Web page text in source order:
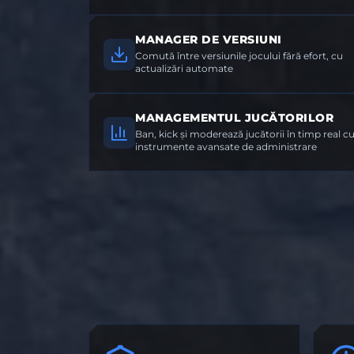
MANAGER DE VERSIUNI
Comută între versiunile jocului fără efort, cu
actualizări automate
MANAGEMENTUL JUCĂTORILOR
Ban, kick și moderează jucătorii în timp real cu
instrumente avansate de administrare